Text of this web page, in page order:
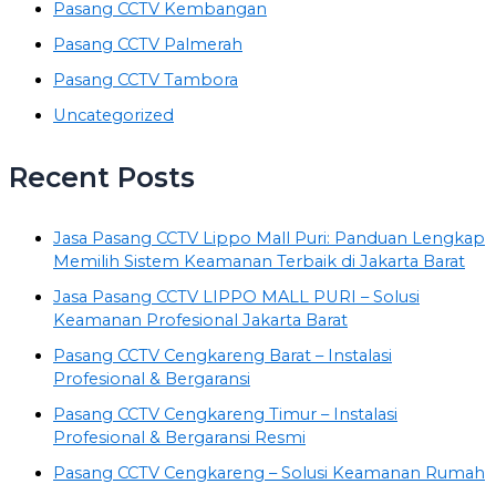
Pasang CCTV Kembangan
Pasang CCTV Palmerah
Pasang CCTV Tambora
Uncategorized
Recent Posts
Jasa Pasang CCTV Lippo Mall Puri: Panduan Lengkap
Memilih Sistem Keamanan Terbaik di Jakarta Barat
Jasa Pasang CCTV LIPPO MALL PURI – Solusi
Keamanan Profesional Jakarta Barat
Pasang CCTV Cengkareng Barat – Instalasi
Profesional & Bergaransi
Pasang CCTV Cengkareng Timur – Instalasi
Profesional & Bergaransi Resmi
Pasang CCTV Cengkareng – Solusi Keamanan Rumah